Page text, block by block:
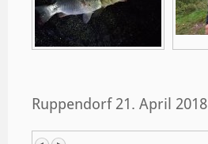
Ruppendorf 21. April 2018